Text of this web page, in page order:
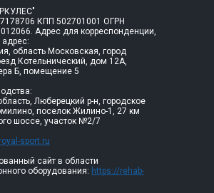
КПП 502701001 ОГРН
Адрес для корреспонденции,
область Московская, город
Котельнический, дом 12А,
Б, помещение 5
Люберецкий р-н, городское
поселок Жилино-1, 27 км
шоссе, участок №2/7
sport.ru
сайт в области
оборудования: https://rehab-